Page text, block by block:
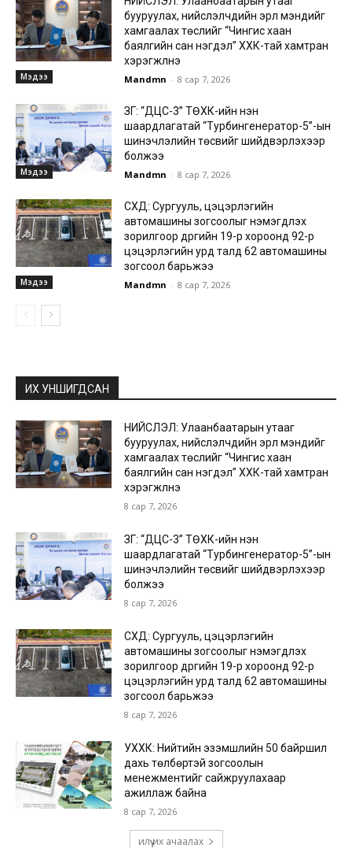
Мэдээ
бууруулах, нийслэлчүүдийн эрүүл мэндийг
хамгаалах төслийг “Чингис хаан
баялгийн сан нэгдэл” ХХК-тай хамтран
хэрэгжүүлнэ
Mandmn - 8 сар 7, 2026
Мэдээ
ЗГ: “ДЦС-3” ТӨХК-ийн нэн
шаардлагатай “Турбингенератор-5”-ын
шинэчлэлийн төсвийг шийдвэрлэхээр
болжээ
Mandmn - 8 сар 7, 2026
Мэдээ
СХД: Сургууль, цэцэрлэгийн
автомашины зогсоолыг нэмэгдүүлэх
зорилгоор дүүргийн 19-р хороонд 92-р
цэцэрлэгийн урд талд 62 автомашины
зогсоол барьжээ
Mandmn - 8 сар 7, 2026
ИХ УНШИГДСАН
НИЙСЛЭЛ: Улаанбаатарын утааг
бууруулах, нийслэлчүүдийн эрүүл мэндийг
хамгаалах төслийг “Чингис хаан
баялгийн сан нэгдэл” ХХК-тай хамтран
хэрэгжүүлнэ
8 сар 7, 2026
ЗГ: “ДЦС-3” ТӨХК-ийн нэн
шаардлагатай “Турбингенератор-5”-ын
шинэчлэлийн төсвийг шийдвэрлэхээр
болжээ
8 сар 7, 2026
СХД: Сургууль, цэцэрлэгийн
автомашины зогсоолыг нэмэгдүүлэх
зорилгоор дүүргийн 19-р хороонд 92-р
цэцэрлэгийн урд талд 62 автомашины
зогсоол барьжээ
8 сар 7, 2026
УХХК: Нийтийн эзэмшлийн 50 байршил
дахь төлбөртэй зогсоолын
менежментийг сайжруулахаар
ажиллаж байна
8 сар 7, 2026
илүү их ачаалах